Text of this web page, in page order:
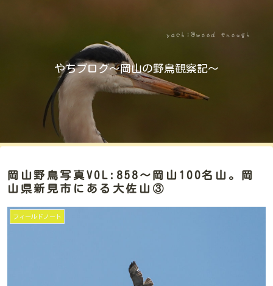
やちブログ～岡山の野鳥観察記～
岡山野鳥写真VOL:858～岡山100名山。岡
山県新見市にある大佐山③
フィールドノート